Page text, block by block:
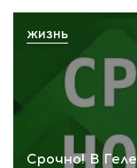
Срочно! В
ЖИЗНЬ